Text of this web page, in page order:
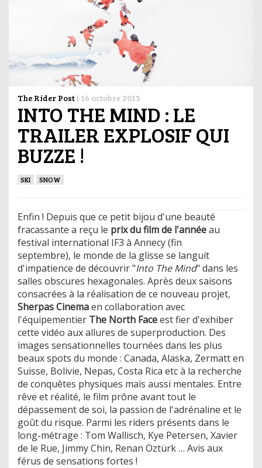
The Rider Post | 16 octobre 2013
INTO THE MIND : LE
TRAILER EXPLOSIF QUI
BUZZE !
SKI SNOW
Enfin ! Depuis que ce petit bijou d'une beauté
fracassante a reçu le prix du film de l'annéeau
festival international IF3 à Annecy (fin
septembre), le monde de la glisse se languit
d'impatience de découvrir "Into The Mind" dans les
salles obscures hexagonales. Après deux saisons
consacrées à la réalisation de ce nouveau projet,
Sherpas Cinemaen collaboration avec
l'équipementier The North Faceest fier d'exhiber
cette vidéo aux allures de superproduction. Des
images sensationnelles tournées dans les plus
beaux spots du monde : Canada, Alaska, Zermatt en
Suisse, Bolivie, Nepas, Costa Rica etc à la recherche
de conquêtes physiques mais aussi mentales. Entre
rêve et réalité, le film prône avant tout le
dépassement de soi, la passion de l'adrénaline et le
goût du risque. Parmi les riders présents dans le
long-métrage : Tom Wallisch, Kye Petersen, Xavier
de le Rue, Jimmy Chin, Renan Öztürk … Avis aux
férus de sensations fortes !